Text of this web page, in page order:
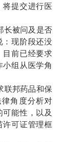
提交进行医
长被问及是否
现阶段还没
前已经要求
组从医学角
联邦药品和保
律角度分析对
能性，以及
可证管理框